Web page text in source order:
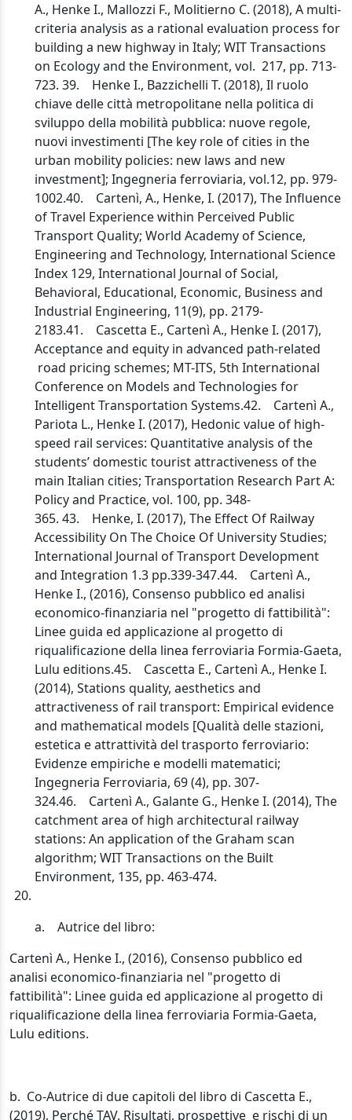
A., Henke I., Mallozzi F., Molitierno C. (2018), A multi-
criteria analysis as a rational evaluation process for
building a new highway in Italy; WIT Transactions
on Ecology and the Environment, vol. 217, pp. 713-
723. 39. Henke I., Bazzichelli T. (2018), Il ruolo
chiave delle città metropolitane nella politica di
sviluppo della mobilità pubblica: nuove regole,
nuovi investimenti [The key role of cities in the
urban mobility policies: new laws and new
investment]; Ingegneria ferroviaria, vol.12, pp. 979-
1002.40. Cartenì, A., Henke, I. (2017), The Influence
of Travel Experience within Perceived Public
Transport Quality; World Academy of Science,
Engineering and Technology, International Science
Index 129, International Journal of Social,
Behavioral, Educational, Economic, Business and
Industrial Engineering, 11(9), pp. 2179-
2183.41. Cascetta E., Cartenì A., Henke I. (2017),
Acceptance and equity in advanced path-related
road pricing schemes; MT-ITS, 5th International
Conference on Models and Technologies for
Intelligent Transportation Systems.42. Cartenì A.,
Pariota L., Henke I. (2017), Hedonic value of high-
speed rail services: Quantitative analysis of the
students’ domestic tourist attractiveness of the
main Italian cities; Transportation Research Part A:
Policy and Practice, vol. 100, pp. 348-
365. 43. Henke, I. (2017), The Effect Of Railway
Accessibility On The Choice Of University Studies;
International Journal of Transport Development
and Integration 1.3 pp.339-347.44. Cartenì A.,
Henke I., (2016), Consenso pubblico ed analisi
economico-finanziaria nel "progetto di fattibilità":
Linee guida ed applicazione al progetto di
riqualificazione della linea ferroviaria Formia-Gaeta,
Lulu editions.45. Cascetta E., Cartenì A., Henke I.
(2014), Stations quality, aesthetics and
attractiveness of rail transport: Empirical evidence
and mathematical models [Qualità delle stazioni,
estetica e attrattività del trasporto ferroviario:
Evidenze empiriche e modelli matematici;
Ingegneria Ferroviaria, 69 (4), pp. 307-
324.46. Cartenì A., Galante G., Henke I. (2014), The
catchment area of high architectural railway
stations: An application of the Graham scan
algorithm; WIT Transactions on the Built
Environment, 135, pp. 463-474.
a. Autrice del libro:
Cartenì A., Henke I., (2016), Consenso pubblico ed
analisi economico-finanziaria nel "progetto di
fattibilità": Linee guida ed applicazione al progetto di
riqualificazione della linea ferroviaria Formia-Gaeta,
Lulu editions.
b. Co-Autrice di due capitoli del libro di Cascetta E.,
(2019), Perché TAV. Risultati, prospettive e rischi di un